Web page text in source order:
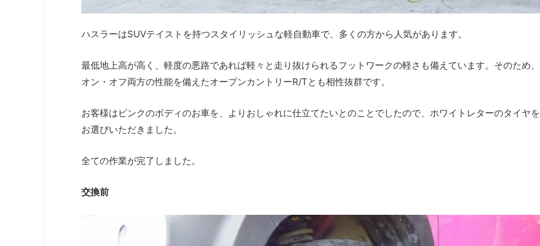
ハスラーはSUVテイストを持つスタイリッシュな軽自動車で、多くの方から人気があります。
最低地上高が高く、軽度の悪路であれば軽々と走り抜けられるフットワークの軽さも備えています。そのため、
オン・オフ両方の性能を備えたオープンカントリーR/Tとも相性抜群です。
お客様はピンクのボディのお車を、よりおしゃれに仕立てたいとのことでしたので、ホワイトレターのタイヤを
お選びいただきました。
全ての作業が完了しました。
交換前